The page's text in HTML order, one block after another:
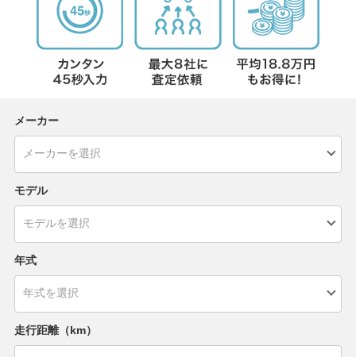
メーカー
モデル
年式
走行距離（km）